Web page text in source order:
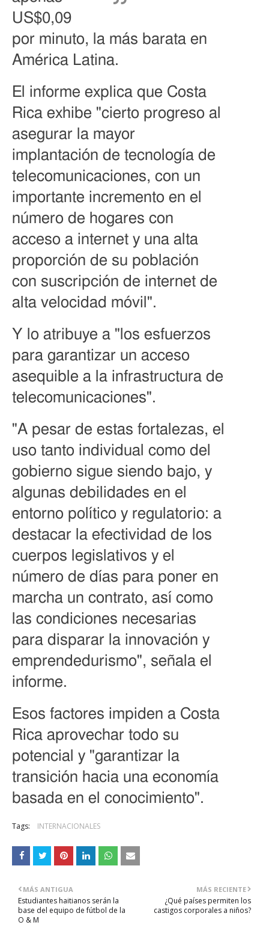
US$0,09
por minuto, la más barata en
América Latina.
El informe explica que Costa
Rica exhibe "cierto progreso al
asegurar la mayor
implantación de tecnología de
telecomunicaciones, con un
importante incremento en el
número de hogares con
acceso a internet y una alta
proporción de su población
con suscripción de internet de
alta velocidad móvil".
Y lo atribuye a "los esfuerzos
para garantizar un acceso
asequible a la infrastructura de
telecomunicaciones".
"A pesar de estas fortalezas, el
uso tanto individual como del
gobierno sigue siendo bajo, y
algunas debilidades en el
entorno político y regulatorio: a
destacar la efectividad de los
cuerpos legislativos y el
número de días para poner en
marcha un contrato, así como
las condiciones necesarias
para disparar la innovación y
emprendedurismo", señala el
informe.
Esos factores impiden a Costa
Rica aprovechar todo su
potencial y "garantizar la
transición hacia una economía
basada en el conocimiento".
Tags: INTERNACIONALES
MÁS RECIENTE
¿Qué países permiten los
castigos corporales a niños?
MÁS ANTIGUA
Estudiantes haitianos serán la
base del equipo de fútbol de la
O & M